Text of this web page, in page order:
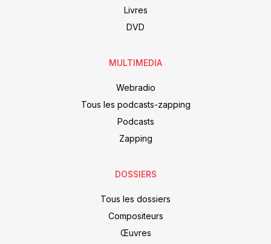
Livres
DVD
MULTIMEDIA
Webradio
Tous les podcasts-zapping
Podcasts
Zapping
DOSSIERS
Tous les dossiers
Compositeurs
Œuvres